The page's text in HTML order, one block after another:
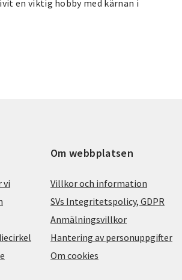
en viktig hobby med kärnan i
vi
Om webbplatsen
Villkor och information
SVs Integritetspolicy, GDPR
Anmälningsvillkor
Hantering av personuppgifter
Om cookies